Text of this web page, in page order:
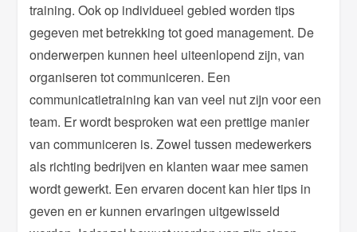
training. Ook op individueel gebied worden tips
gegeven met betrekking tot goed management. De
onderwerpen kunnen heel uiteenlopend zijn, van
organiseren tot communiceren. Een
communicatietraining kan van veel nut zijn voor een
team. Er wordt besproken wat een prettige manier
van communiceren is. Zowel tussen medewerkers
als richting bedrijven en klanten waar mee samen
wordt gewerkt. Een ervaren docent kan hier tips in
geven en er kunnen ervaringen uitgewisseld